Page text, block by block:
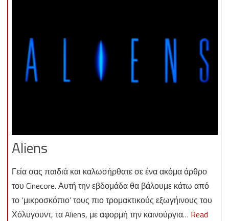
Aliens
Γεία σας παιδιά και καλωσήρθατε σε ένα ακόμα άρθρο
του Cinecore. Αυτή την εβδομάδα θα βάλουμε κάτω από
το ‘μικροσκόπιο’ τους πιο τρομακτικούς εξωγήινους του
Χόλυγουντ, τα Aliens, με αφορμή την καινούργια… Read